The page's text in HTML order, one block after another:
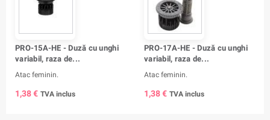
PRO-15A-HE - Duză cu unghi
variabil, raza de...
Atac feminin.
1,38 € TVA inclus
PRO-17A-HE - Duză cu unghi
variabil, raza de...
Atac feminin.
1,38 € TVA inclus